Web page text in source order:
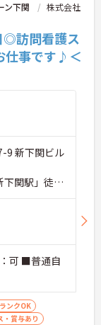
ン下関
株式会社
◎訪問看護ス
仕事です♪＜
9 新下関ビル
下関駅」徒歩
可 ■普通自
ンクOK
・賞与あり